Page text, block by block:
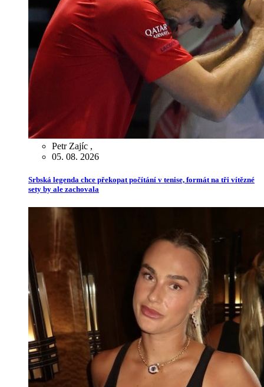
Petr Zajíc ,
05. 08. 2026
Srbská legenda chce překopat počítání v tenise, formát na tři vítězné
sety by ale zachovala